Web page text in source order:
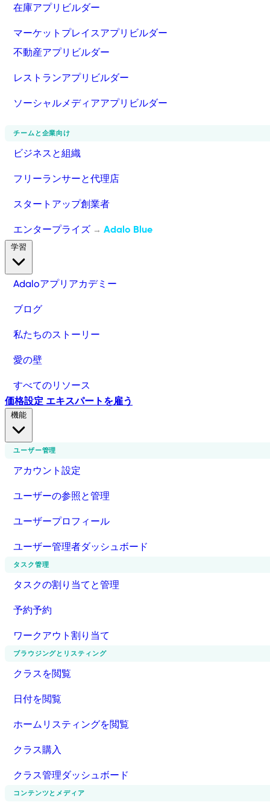
在庫アプリビルダー
マーケットプレイスアプリビルダー
不動産アプリビルダー
レストランアプリビルダー
ソーシャルメディアアプリビルダー
チームと企業向け
ビジネスと組織
フリーランサーと代理店
スタートアップ創業者
エンタープライズ → Adalo Blue
Adaloアプリアカデミー
ブログ
私たちのストーリー
愛の壁
すべてのリソース
価格設定 エキスパートを雇う
ユーザー管理
アカウント設定
ユーザーの参照と管理
ユーザープロフィール
ユーザー管理者ダッシュボード
タスク管理
タスクの割り当てと管理
予約予約
ワークアウト割り当て
ブラウジングとリスティング
クラスを閲覧
日付を閲覧
ホームリスティングを閲覧
クラス購入
クラス管理ダッシュボード
コンテンツとメディア